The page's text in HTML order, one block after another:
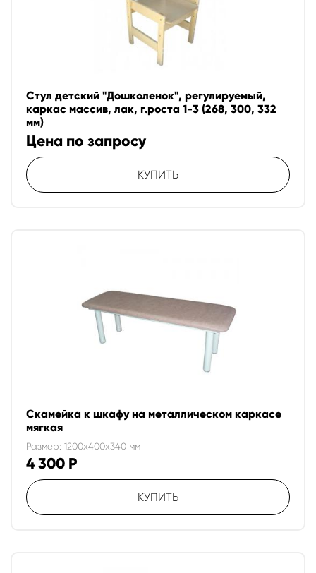
Стул детский "Дошколенок", регулируемый,
каркас массив, лак, г.роста 1-3 (268, 300, 332
мм)
Цена по запросу
КУПИТЬ
Скамейка к шкафу на металлическом каркасе
мягкая
Размер: 1200x400x340 мм
4 300 Р
КУПИТЬ